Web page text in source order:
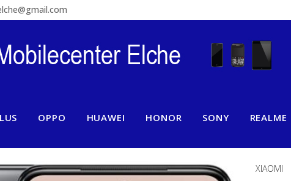
OPPO HUAWEI HONOR SONY REALME
XIAOMI